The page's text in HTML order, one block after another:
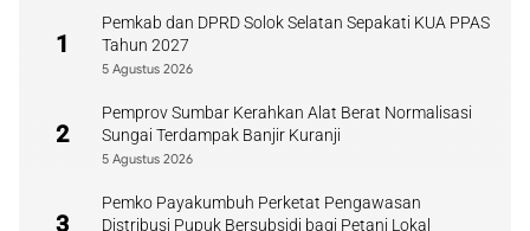
1
Pemkab dan DPRD Solok Selatan Sepakati KUA PPAS
Tahun 2027
5 Agustus 2026
2
Pemprov Sumbar Kerahkan Alat Berat Normalisasi
Sungai Terdampak Banjir Kuranji
5 Agustus 2026
3
Pemko Payakumbuh Perketat Pengawasan
Distribusi Pupuk Bersubsidi bagi Petani Lokal